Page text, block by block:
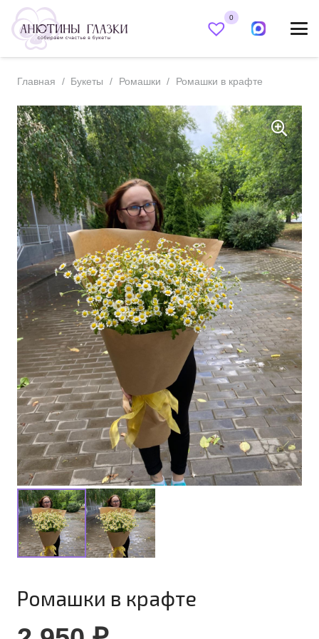
0
Главная / Букеты / Ромашки / Ромашки в крафте
Ромашки в крафте